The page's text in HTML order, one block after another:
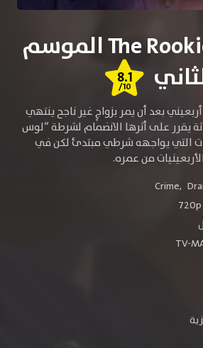
مسلسل The Rookie الموسم
8.1
/10
بعد أن يمر بزواجٍ غير ناجح ينتهي
يقرر على أثرها الانضمام لشرطة “لوس
التي يواجهه شرطي مبتدئ لكن في
الأربعينيات من عمره.
Crime,
TV-